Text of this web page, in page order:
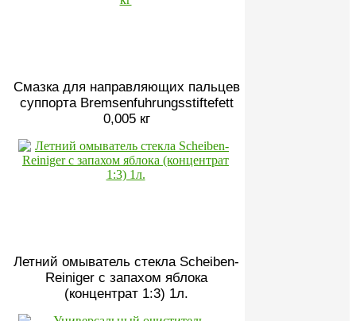
Смазка для направляющих пальцев
суппорта Bremsenfuhrungsstiftefett
0,005 кг
Летний омыватель стекла Scheiben-
Reiniger с запахом яблока
(концентрат 1:3) 1л.